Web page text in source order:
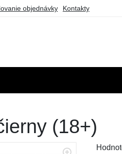
objednávky Kontakty
(18+)